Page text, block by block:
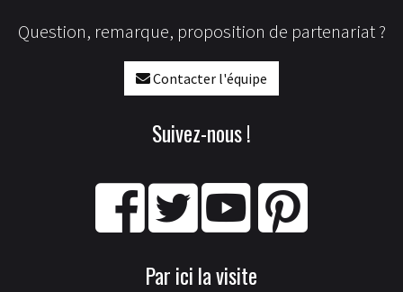
Question, remarque, proposition de partenariat ?
Contacter l'équipe
Suivez-nous !
Par ici la visite